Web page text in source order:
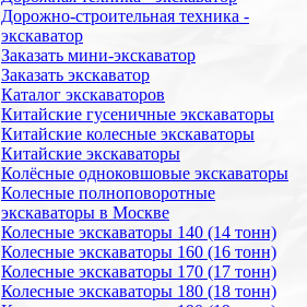
Дорожно-строительная техника -
экскаватор
Заказать мини-экскаватор
Заказать экскаватор
Каталог экскаваторов
Китайские гусеничные экскаваторы
Китайские колесные экскаваторы
Китайские экскаваторы
Колёсные одноковшовые экскаваторы
Колесные полноповоротные
экскаваторы в Москве
Колесные экскаваторы 140 (14 тонн)
Колесные экскаваторы 160 (16 тонн)
Колесные экскаваторы 170 (17 тонн)
Колесные экскаваторы 180 (18 тонн)